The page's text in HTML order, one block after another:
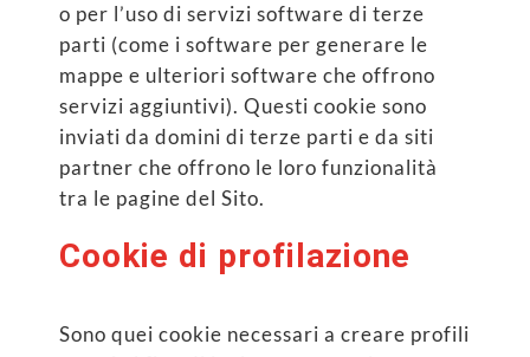
o per l’uso di servizi software di terze
parti (come i software per generare le
mappe e ulteriori software che offrono
servizi aggiuntivi). Questi cookie sono
inviati da domini di terze parti e da siti
partner che offrono le loro funzionalità
tra le pagine del Sito.
Cookie di profilazione
Sono quei cookie necessari a creare profili